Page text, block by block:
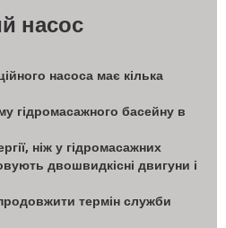
насос
насоса має кілька
гідромасажного басейну в
ніж у гідромасажних
двошвидкісні двигуни і
термін служби